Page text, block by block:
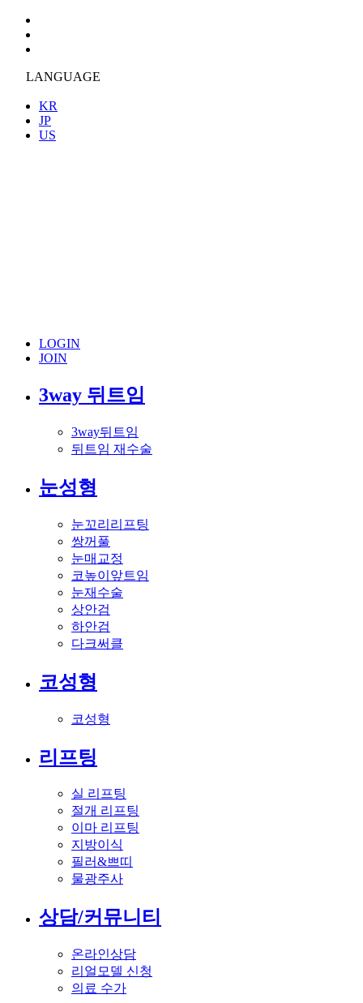
LANGUAGE
KR
JP
US
LOGIN
JOIN
3way 뒤트임
3way뒤트임
뒤트임 재수술
눈성형
눈꼬리리프팅
쌍꺼풀
눈매교정
코높이앞트임
눈재수술
상안검
하안검
다크써클
코성형
코성형
리프팅
실 리프팅
절개 리프팅
이마 리프팅
지방이식
필러&쁘띠
물광주사
상담/커뮤니티
온라인상담
리얼모델 신청
의료 수가